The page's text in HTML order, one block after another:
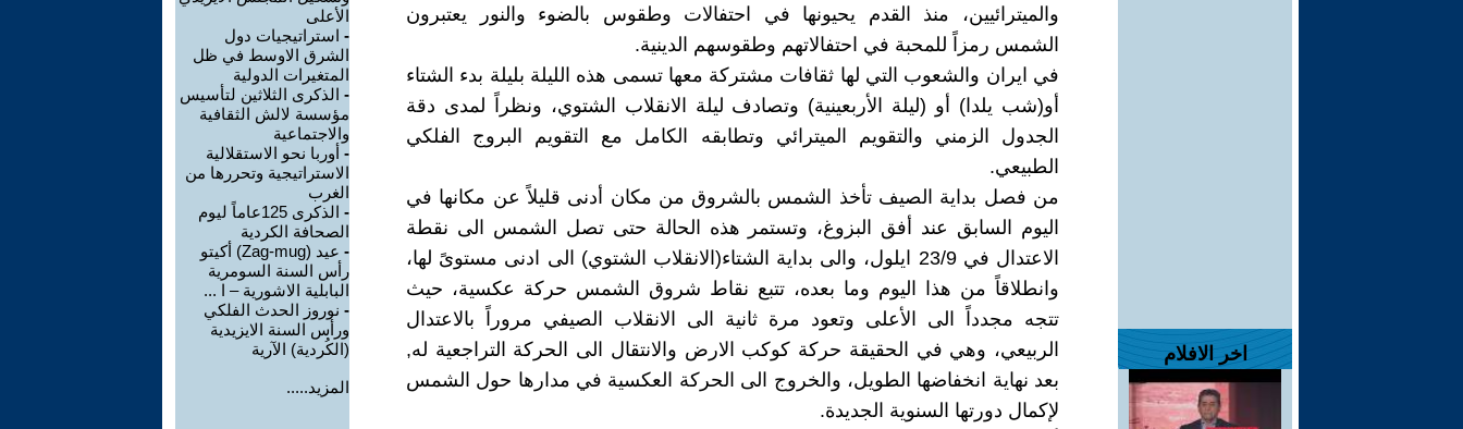
اخر الافلام
والميترائيين، منذ القدم يحيونها في احتفالات وطقوس بالضوء والنور يعتبرون
الشمس رمزاً للمحبة في احتفالاتهم وطقوسهم الدينية.
في ايران والشعوب التي لها ثقافات مشتركة معها تسمى هذه الليلة بليلة بدء الشتاء
أو(شب يلدا) أو (ليلة الأربعينية) وتصادف ليلة الانقلاب الشتوي، ونظراً لمدى دقة
الجدول الزمني والتقويم الميترائي وتطابقه الكامل مع التقويم البروج الفلكي
الطبيعي.
من فصل بداية الصيف تأخذ الشمس بالشروق من مكان أدنى قليلاً عن مكانها في
اليوم السابق عند أفق البزوغ، وتستمر هذه الحالة حتى تصل الشمس الى نقطة
الاعتدال في 23/9 ايلول، والى بداية الشتاء(الانقلاب الشتوي) الى ادنى مستوىً لها،
وانطلاقاً من هذا اليوم وما بعده، تتبع نقاط شروق الشمس حركة عكسية، حيث
تتجه مجدداً الى الأعلى وتعود مرة ثانية الى الانقلاب الصيفي مروراً بالاعتدال
الربيعي، وهي في الحقيقة حركة كوكب الارض والانتقال الى الحركة التراجعية له,
بعد نهاية انخفاضها الطويل، والخروج الى الحركة العكسية في مدارها حول الشمس
لإكمال دورتها السنوية الجديدة.
الأعلى
- استراتيجيات دول
الشرق الاوسط في ظل
المتغيرات الدولية
- الذكرى الثلاثين لتأسيس
مؤسسة لالش الثقافية
والاجتماعية
- أوربا نحو الاستقلالية
الاستراتيجية وتحررها من
الغرب
-
الذكرى 125عاماً ليوم
الصحافة الكردية
-
عيد (Zag-mug) أكيتو
رأس السنة السومرية
البابلية الاشورية – ا ...
- نوروز الحدث الفلكي
ورأس السنة الايزيدية
(الكُردية) الآرية
المزيد.....